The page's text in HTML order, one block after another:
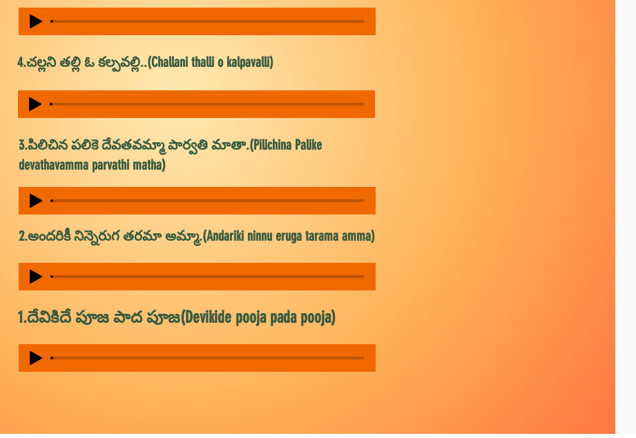
1.దేవికిదే పూజ పాద పూజ(Devikide pooja pada pooja)
2.అందరికీ నిన్నెరుగ తరమా అమ్మా.(Andariki ninnu eruga tarama amma)
3.పిలిచిన పలికె దేవతవమ్మా పార్వతి మాతా.(Pilichina Palike
devathavamma parvathi matha)
4.చల్లని తల్లి ఓ కల్పవల్లి..(Challani thalli o kalpavalli)